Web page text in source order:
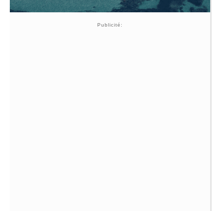
Publicité: